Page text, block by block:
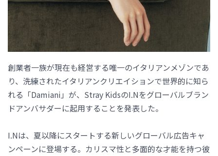
創業者一族が現在も経営する唯一のイタリアンメゾンであ
り、洗練されたイタリアンクリエイションで世界的に知ら
れる「Damiani」が、Stray KidsのI.Nをグローバルブラン
ドアンバサダーに起用することを発表した。
I.Nは、夏以降にスタートする新しいグローバル広告キャ
ンペーンに登場する。カリスマ性と多面的な才能を持つ彼